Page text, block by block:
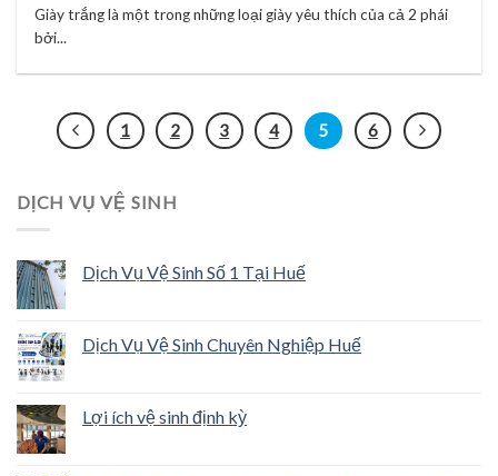
Giày trắng là một trong những loại giày yêu thích của cả 2 phái
bởi...
1 2 3 4 5 6
DỊCH VỤ VỆ SINH
Dịch Vụ Vệ Sinh Số 1 Tại Huế
Dịch Vụ Vệ Sinh Chuyên Nghiệp Huế
Lợi ích vệ sinh định kỳ